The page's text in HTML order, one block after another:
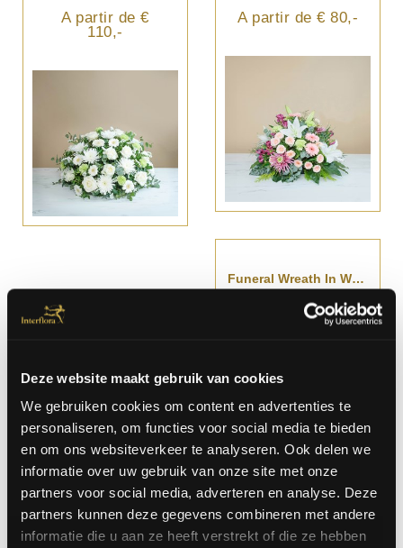
Deze website maakt gebruik van cookies
We gebruiken cookies om content en advertenties te
personaliseren, om functies voor social media te bieden
en om ons websiteverkeer te analyseren. Ook delen we
informatie over uw gebruik van onze site met onze
partners voor social media, adverteren en analyse. Deze
partners kunnen deze gegevens combineren met andere
informatie die u aan ze heeft verstrekt of die ze hebben
A partir de €
110,-
A partir de € 80,-
Funeral Wreath In White Tones
A partir de €
259,-